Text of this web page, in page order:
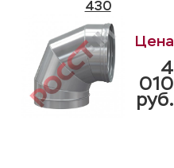
430
4
010
руб.